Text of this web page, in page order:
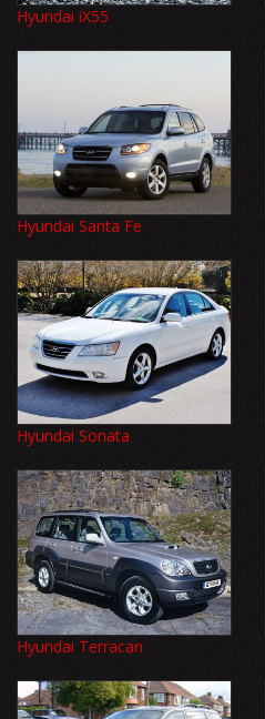
Hyundai iX55
Hyundai Santa Fe
Hyundai Sonata
Hyundai Terracan